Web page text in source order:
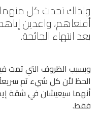
ولذلك تحدث كل
أقنعاهم، واعدين
بعد انتهاء الجائحة.
وبسبب الظروف التي تمت
الحظ لأن كل شيء تم
أنهما سيعيشان في شقة
فقط.